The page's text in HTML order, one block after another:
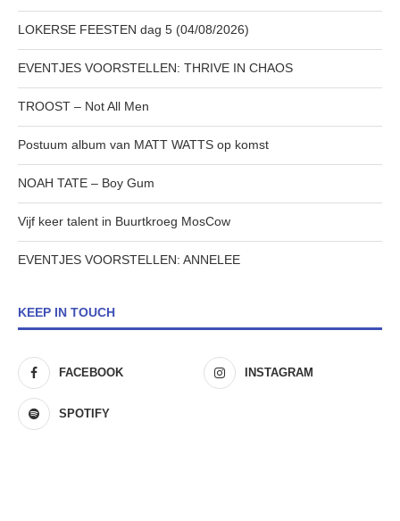
LOKERSE FEESTEN dag 5 (04/08/2026)
EVENTJES VOORSTELLEN: THRIVE IN CHAOS
TROOST – Not All Men
Postuum album van MATT WATTS op komst
NOAH TATE – Boy Gum
Vijf keer talent in Buurtkroeg MosCow
EVENTJES VOORSTELLEN: ANNELEE
KEEP IN TOUCH
FACEBOOK INSTAGRAM
SPOTIFY